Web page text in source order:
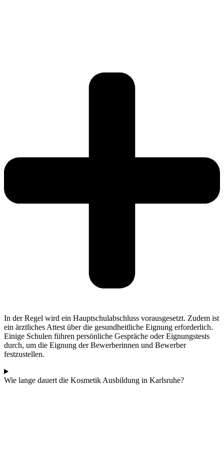
In der Regel wird ein Hauptschulabschluss vorausgesetzt. Zudem ist
ein ärztliches Attest über die gesundheitliche Eignung erforderlich.
Einige Schulen führen persönliche Gespräche oder Eignungstests
durch, um die Eignung der Bewerberinnen und Bewerber
festzustellen.
Wie lange dauert die Kosmetik Ausbildung in Karlsruhe?